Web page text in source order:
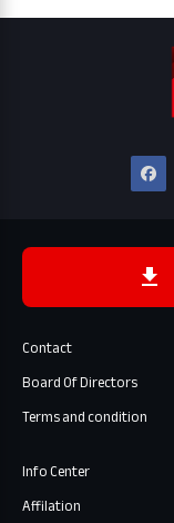
Contact
Board Of Directors
Terms and condition
Info Center
Affilation